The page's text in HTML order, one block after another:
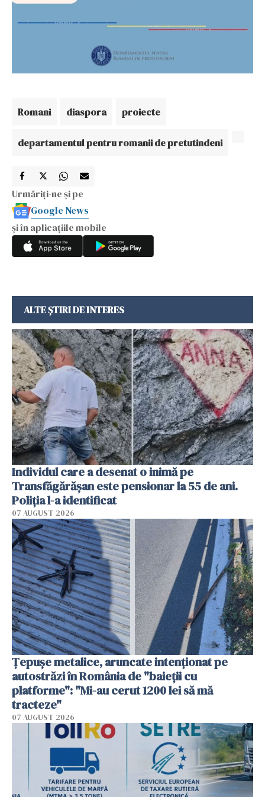
Romani diaspora proiecte
departamentul pentru romanii de pretutindeni
Urmăriți-ne și pe
Google News
și în aplicațiile mobile
ALTE ȘTIRI DE INTERES
Individul care a desenat o inimă pe
Transfăgărășan este pensionar la 55 de ani.
Poliția l-a identificat
07 AUGUST 2026
Țepușe metalice, aruncate intenționat pe
autostrăzi în România de "baieții cu
platforme": "Mi-au cerut 1200 lei să mă
tracteze"
07 AUGUST 2026